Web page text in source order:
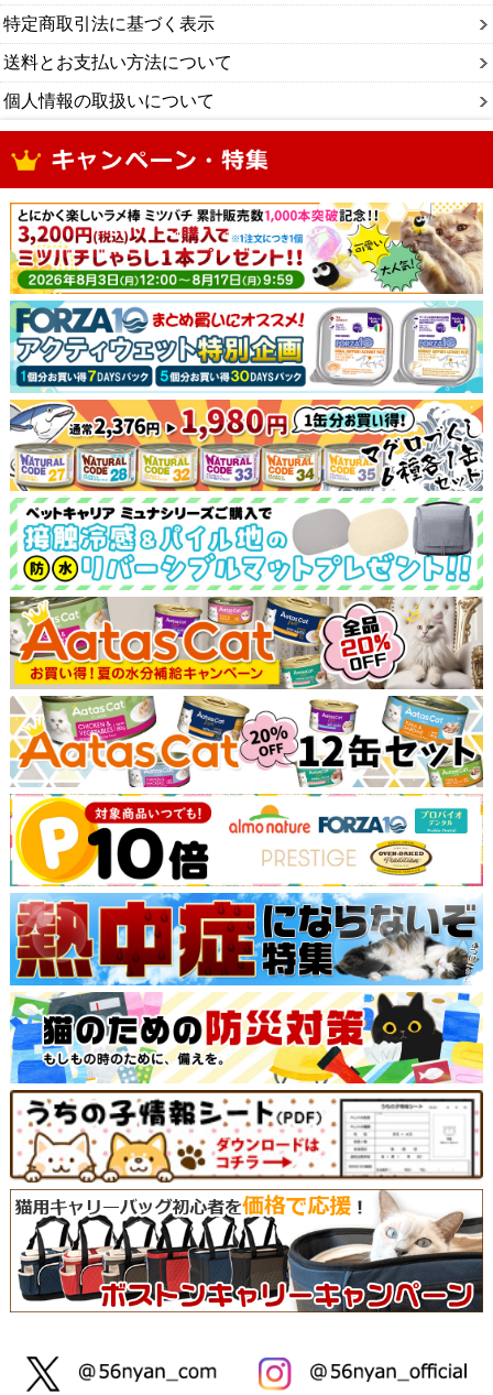
特定商取引法に基づく表示
送料とお支払い方法について
個人情報の取扱いについて